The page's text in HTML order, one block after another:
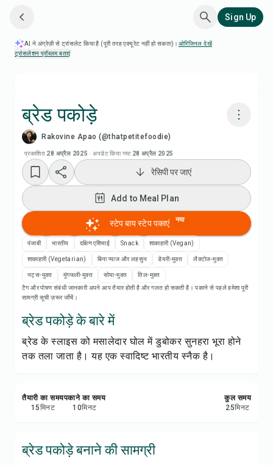
Sign Up
AI ने अंग्रेज़ी से ट्रांसलेट किया है (पूरी तरह एक्यूरेट नहीं हो सकता)। ओरिजिनल देखें·
ट्रांसलेशन प्रॉब्लम बताएं
ब्रेड पकोड़े
Rakovine Apao (@thatpetitefoodie)
प्रकाशित 28 अप्रैल 2025 ·अपडेट किया गया 28 अप्रैल 2025
रेसिपी वीडियो देखें
Add to Meal Plan
Add to Shopping List
रेसिपी नोट्स
सेव करें
रेसिपी पर जाएं
Add to Meal Plan
स्टेप बाय स्टेप पकाएं नया
पंजाबी भारतीय दक्षिण एशियाई Snack शाकाहारी (Vegan)
शाकाहारी (Vegetarian) बिना प्याज और लहसुन डेयरी-मुक्त लैक्टोज-मुक्त
नट्स-मुक्त मूंगफली-मुक्त सोया-मुक्त
तिल-मुक्त
टैग और पोषण संबंधी जानकारी अपने आप तैयार होती है और गलत हो सकती है। पकाने से पहले हमेशा पूरी
सामग्री सूची ज़रूर जाँचें।
ब्रेड पकोड़े के बारे में
ब्रेड के स्लाइस को मसालेदार घोल में डुबोकर सुनहरा भूरा होने
तक तला जाता है। यह एक स्वादिष्ट भारतीय स्नैक है।
तैयारी का समय
15मिनट
पकाने का समय
10मिनट
कुल समय
25मिनट
ब्रेड पकोड़े बनाने की सामग्री